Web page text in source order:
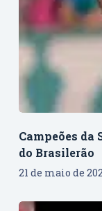
Campeões da
do Brasilerão
21 de maio de